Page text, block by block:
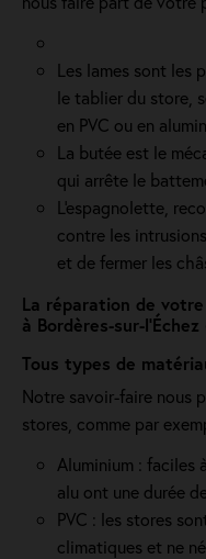
Les lames sont les
le tablier du store,
en PVC ou en
La butée est le
qui arrête le
L'espagnolette,
contre les
et de fermer les
La réparation de
à Bordères-sur-
Tous types de
Notre savoir-faire nous
stores, comme par
Aluminium : faciles
alu ont une durée
PVC : les stores
climatiques et ne